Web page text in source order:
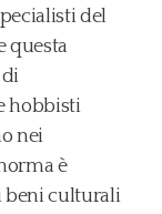
del
questa
di
hobbisti
nei
è
beni culturali